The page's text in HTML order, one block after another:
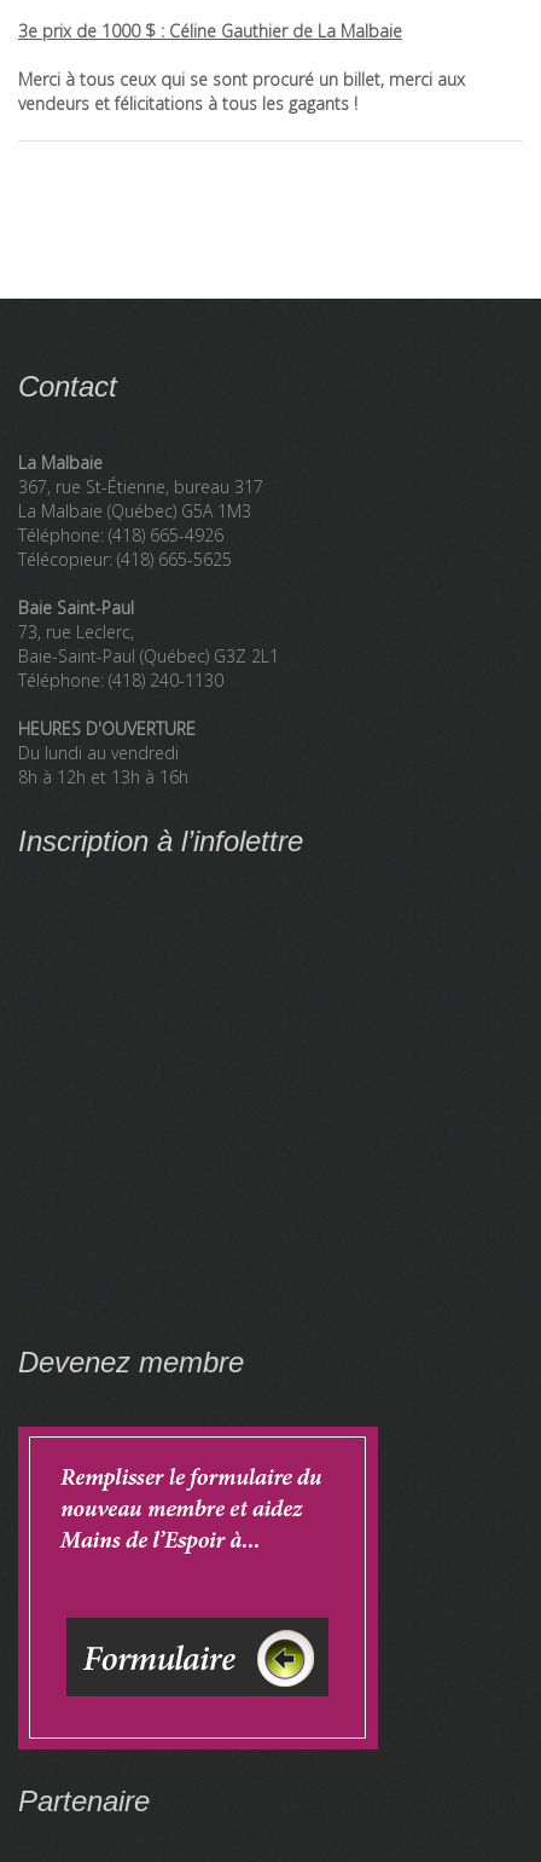
3e prix de 1000 $ : Céline Gauthier de La Malbaie
Merci à tous ceux qui se sont procuré un billet, merci aux
vendeurs et félicitations à tous les gagants !
Contact
La Malbaie
367, rue St-Étienne, bureau 317
La Malbaie (Québec) G5A 1M3
Téléphone: (418) 665-4926
Télécopieur: (418) 665-5625
Baie Saint-Paul
73, rue Leclerc,
Baie-Saint-Paul (Québec) G3Z 2L1
Téléphone: (418) 240-1130
HEURES D'OUVERTURE
Du lundi au vendredi
8h à 12h et 13h à 16h
Inscription à l’infolettre
Devenez membre
Partenaire